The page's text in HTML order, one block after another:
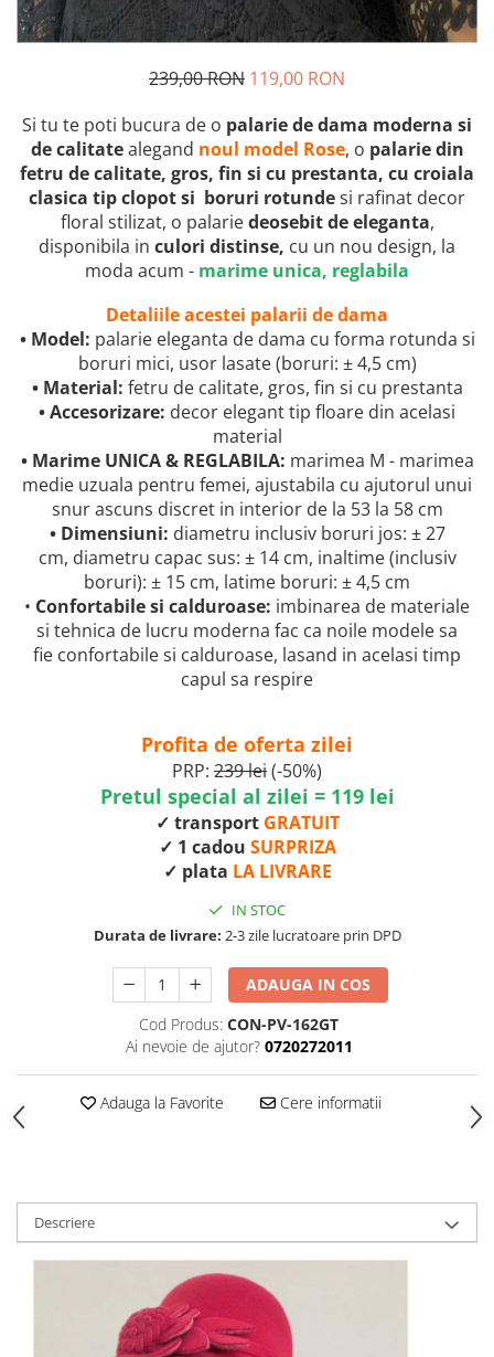
239,00 RON 119,00 RON
Si tu te poti bucura de o palarie de dama moderna si
de calitatealegand noul model Rose, o palarie din
fetru de calitate, gros, fin si cu prestanta, cu croiala
clasica tip clopot si boruri rotundesi rafinat decor
floral stilizat, o palariedeosebit de eleganta,
disponibila in culori distinse, cu un nou design, la
moda acum - marime unica, reglabila
Detaliile acestei palarii de dama
• Model: palarie eleganta de dama cu forma rotunda si
boruri mici, usor lasate (boruri: ± 4,5 cm)
• Material: fetru de calitate, gros, fin si cu prestanta
• Accesorizare: decor elegant tip floare din acelasi
material
• Marime UNICA & REGLABILA: marimea M - marimea
medie uzuala pentru femei, ajustabila cu ajutorul unui
snur ascuns discret in interior de la 53 la 58 cm
• Dimensiuni: diametru inclusiv boruri jos: ± 27
cm, diametru capac sus: ± 14 cm, inaltime (inclusiv
boruri): ± 15 cm, latime boruri: ± 4,5 cm
• Confortabile si calduroase: imbinarea de materiale
si tehnica de lucru moderna fac ca noile modele sa
fie confortabile si calduroase, lasand in acelasi timp
capul sa respire
Profita de oferta zilei
PRP: 239 lei(-50%)
Pretul special al zilei = 119 lei
✓ transport GRATUIT
✓ 1 cadou SURPRIZA
✓ plata LA LIVRARE
IN STOC
Durata de livrare: 2-3 zile lucratoare prin DPD
ADAUGA IN COS
Cod Produs: CON-PV-162GT
Ai nevoie de ajutor? 0720272011
Adauga la Favorite Cere informatii
Descriere